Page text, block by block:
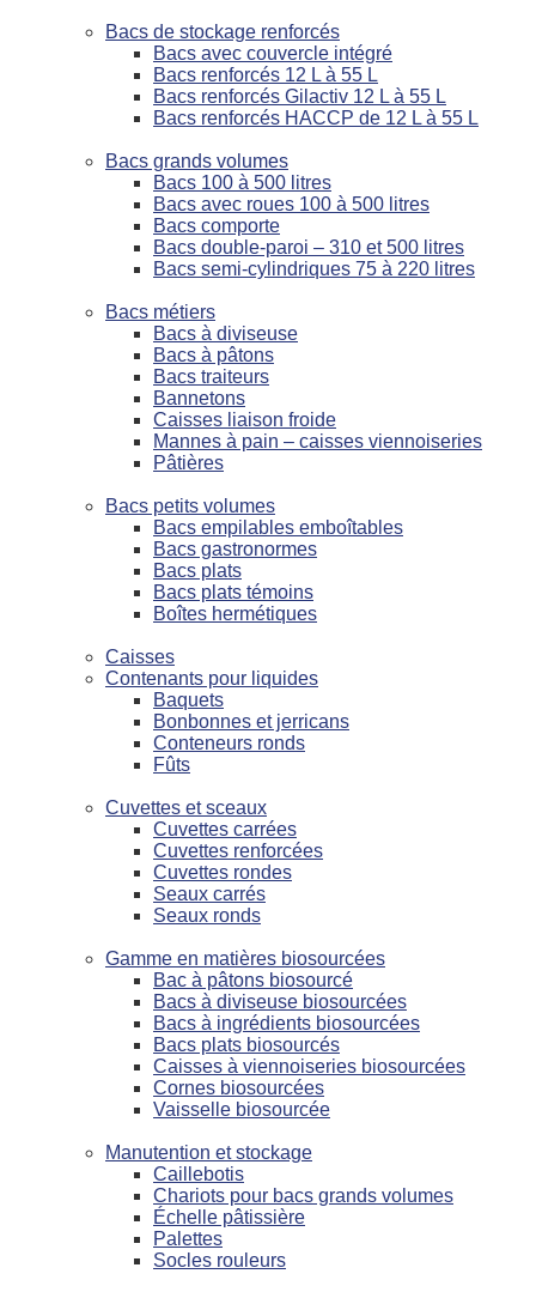
Bacs de stockage renforcés
Bacs avec couvercle intégré
Bacs renforcés 12 L à 55 L
Bacs renforcés Gilactiv 12 L à 55 L
Bacs renforcés HACCP de 12 L à 55 L
Bacs grands volumes
Bacs 100 à 500 litres
Bacs avec roues 100 à 500 litres
Bacs comporte
Bacs double-paroi – 310 et 500 litres
Bacs semi-cylindriques 75 à 220 litres
Bacs métiers
Bacs à diviseuse
Bacs à pâtons
Bacs traiteurs
Bannetons
Caisses liaison froide
Mannes à pain – caisses viennoiseries
Pâtières
Bacs petits volumes
Bacs empilables emboîtables
Bacs gastronormes
Bacs plats
Bacs plats témoins
Boîtes hermétiques
Caisses
Contenants pour liquides
Baquets
Bonbonnes et jerricans
Conteneurs ronds
Fûts
Cuvettes et sceaux
Cuvettes carrées
Cuvettes renforcées
Cuvettes rondes
Seaux carrés
Seaux ronds
Gamme en matières biosourcées
Bac à pâtons biosourcé
Bacs à diviseuse biosourcées
Bacs à ingrédients biosourcées
Bacs plats biosourcés
Caisses à viennoiseries biosourcées
Cornes biosourcées
Vaisselle biosourcée
Manutention et stockage
Caillebotis
Chariots pour bacs grands volumes
Échelle pâtissière
Palettes
Socles rouleurs